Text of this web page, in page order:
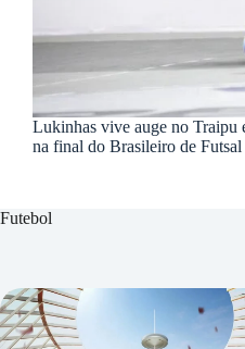
Lukinhas vive auge no Traipu
na final do Brasileiro de Futsal
Futebol